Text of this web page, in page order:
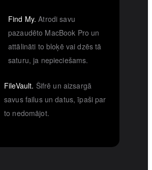
Find My. Atrodi savu
pazaudēto MacBook Pro un
attālināti to bloķē vai dzēs tā
saturu, ja nepieciešams.
FileVault. Šifrē un aizsargā
savus failus un datus, īpaši par
to nedomājot.